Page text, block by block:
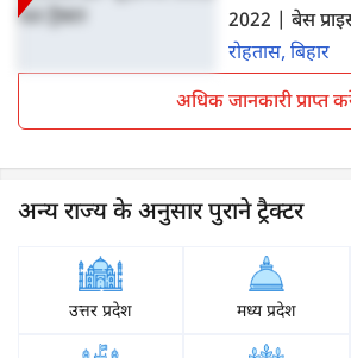
2022 |
रोहतास, बिहार
अधिक जानकारी प्राप्त
अन्य राज्य के अनुसार पुराने ट्रैक्टर
उत्तर प्रदेश मध्य प्रदेश